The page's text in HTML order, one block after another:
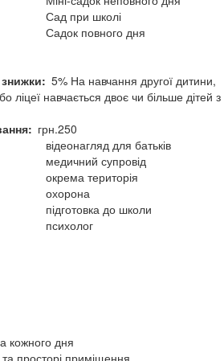
Сад при школі
Садок повного дня
5% На навчання другої дитини,
ліцеї навчається двоє чи більше дітей з
грн.250
відеонагляд для батьків
медичний супровід
окрема територія
охорона
підготовка до школи
психолог
кожного дня
та просторі приміщення